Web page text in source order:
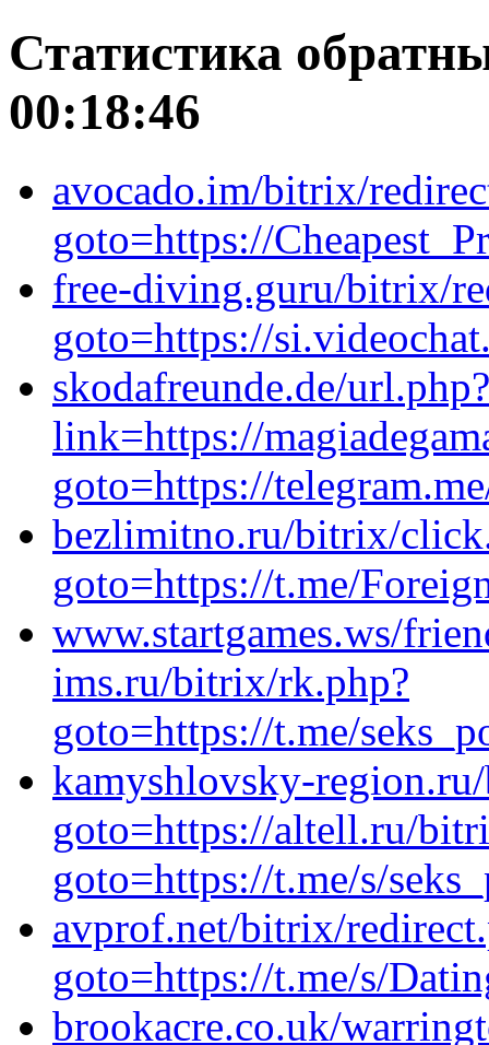
Статистика
00:18:46
avocado.im/bitrix/
goto=https://
free-diving.guru/bitrix/
goto=https://
skodafreunde.de/url.php?
link=https://
goto=https://
bezlimitno.ru/bitrix/
goto=https://t.me/
www.startgames.ws/
ims.ru/bitrix/rk.php?
goto=https://t.me/
kamyshlovsky-
goto=https://altell.ru/
goto=https://t.me/s/
avprof.net/bitrix/
goto=https://t.me/s/
brookacre.co.uk/